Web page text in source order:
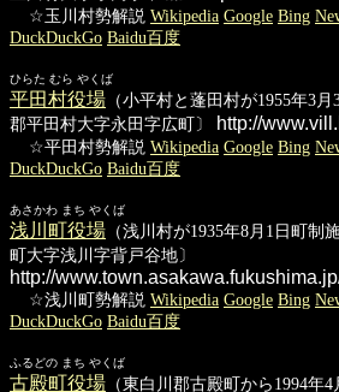
☆玉川村勢解説 Wikipedia Google Bing
DuckDuckGo Baidu百度
ひらた むら やくば
平田村役場 （小平村と蓬田村が1955年3
郡平田村大字永田字広町〕
http://
☆平田村勢解説 Wikipedia Google Bing
DuckDuckGo Baidu百度
あさかわ まち やくば
浅川町役場 （浅川村が1935年8月1日町制
町大字浅川字背戸谷地〕
http://
☆浅川町勢解説 Wikipedia Google Bing
DuckDuckGo Baidu百度
ふるどの まち やくば
古殿町役場 （東白川郡古殿町から1994年